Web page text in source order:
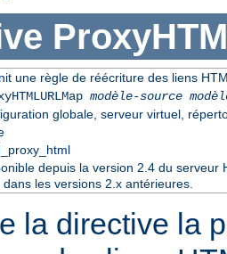
une règle de réécriture des liens
modèle-source
globale, serveur virtuel,
depuis la version 2.4 du serveur
dans les versions 2.x antérieures.
la directive la